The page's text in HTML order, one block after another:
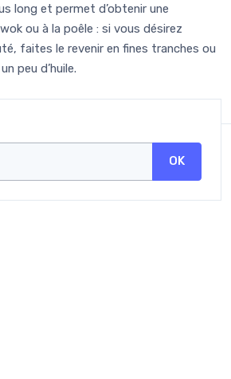
long et permet d’obtenir une
ou à la poêle : si vous désirez
faites le revenir en fines tranches ou
peu d’huile.
OK